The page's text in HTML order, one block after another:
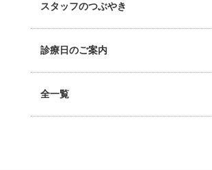
スタッフのつぶやき
診療日のご案内
全一覧